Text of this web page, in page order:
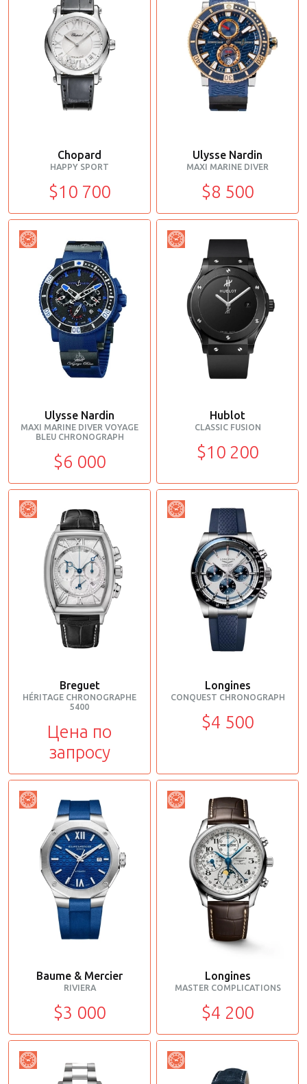
Chopard
HAPPY SPORT
$10 700
Ulysse Nardin
MAXI MARINE DIVER
$8 500
Ulysse Nardin
MAXI MARINE DIVER VOYAGE
BLEU CHRONOGRAPH
$6 000
Hublot
CLASSIC FUSION
$10 200
Breguet
HÉRITAGE CHRONOGRAPHE
5400
Цена по
запросу
Longines
CONQUEST CHRONOGRAPH
$4 500
Baume & Mercier
RIVIERA
$3 000
Longines
MASTER COMPLICATIONS
$4 200